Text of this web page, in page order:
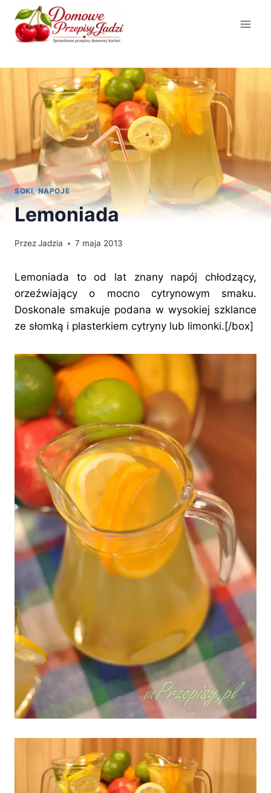
Przejdź
treści
SOKI, NAPOJE
Lemoniada
PrzezJadzia 7 maja 2013
Lemoniada to od lat znany napój chłodzący,
orzeźwiający o mocno cytrynowym smaku.
Doskonale smakuje podana w wysokiej szklance
ze słomką i plasterkiem cytryny lub limonki.[/box]